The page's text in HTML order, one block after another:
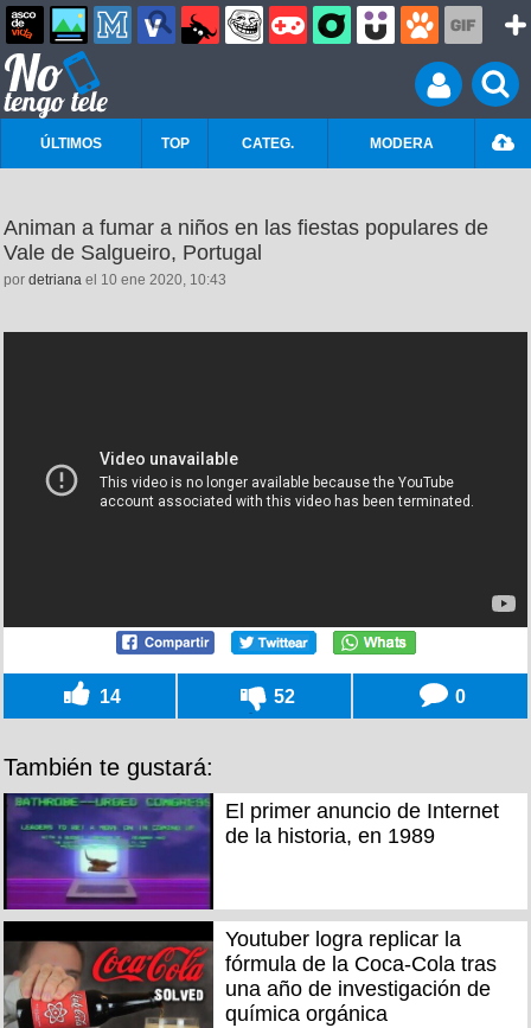
ÚLTIMOS TOP CATEG. MODERA
Animan a fumar a niños en las fiestas populares de
Vale de Salgueiro, Portugal
por detriana el 10 ene 2020, 10:43
14 52 0
También te gustará:
El primer anuncio de Internet
de la historia, en 1989
Youtuber logra replicar la
fórmula de la Coca-Cola tras
una año de investigación de
química orgánica